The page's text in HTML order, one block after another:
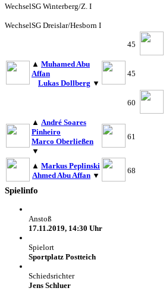
WechselSG Winterberg/Z. I
WechselSG Dreislar/Hesborn I
45
▲ Muhamed Abu
Affan
Lukas Dollberg ▼
45
60
▲ André Soares
Pinheiro
Marco Oberließen
▼
61
▲ Markus Peplinski
Ahmed Abu Affan ▼
68
Spielinfo
Anstoß
17.11.2019, 14:30 Uhr
Spielort
Sportplatz Postteich
Schiedsrichter
Jens Schluer